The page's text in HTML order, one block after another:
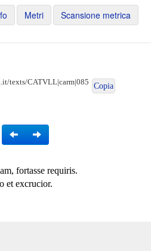
Metri Scansione metrica
texts/CATVLL|carm|085 Copia
fortasse requiris.
et excrucior.